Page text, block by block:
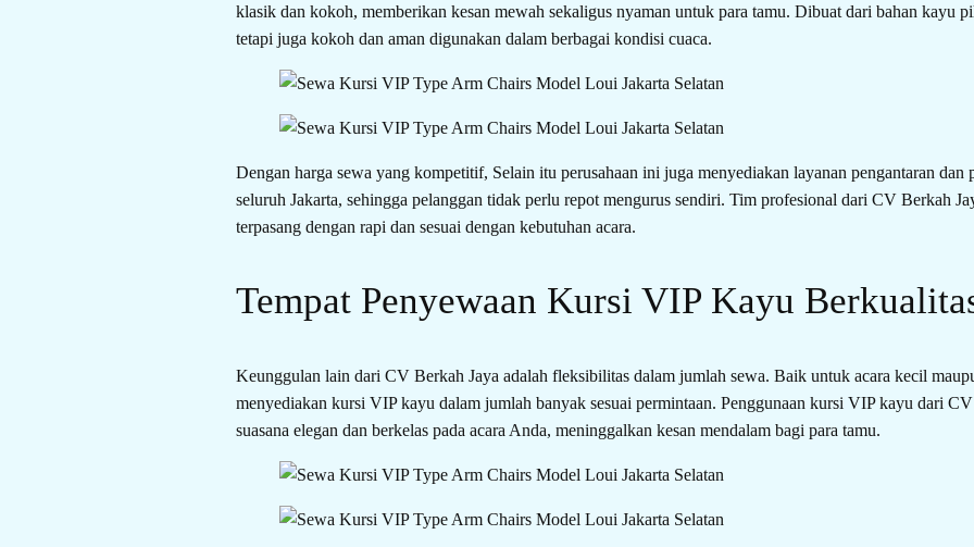
klasik dan kokoh, memberikan kesan mewah sekaligus nyaman untuk para tamu. Dibuat dari bahan kayu
tetapi juga kokoh dan aman digunakan dalam berbagai kondisi cuaca.
Dengan harga sewa yang kompetitif, Selain itu perusahaan ini juga menyediakan layanan pengantaran dan
seluruh Jakarta, sehingga pelanggan tidak perlu repot mengurus sendiri. Tim profesional dari CV Berkah
terpasang dengan rapi dan sesuai dengan kebutuhan acara.
Tempat Penyewaan Kursi VIP Kayu
Keunggulan lain dari CV Berkah Jaya adalah fleksibilitas dalam jumlah sewa. Baik untuk acara kecil
menyediakan kursi VIP kayu dalam jumlah banyak sesuai permintaan. Penggunaan kursi VIP kayu dari
suasana elegan dan berkelas pada acara Anda, meninggalkan kesan mendalam bagi para tamu.